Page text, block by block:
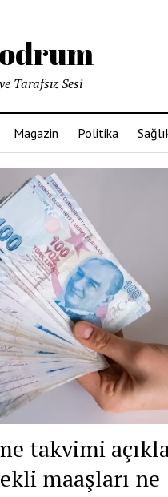
Tarafsız Sesi
Magazin Politika
takvimi
maaşları ne